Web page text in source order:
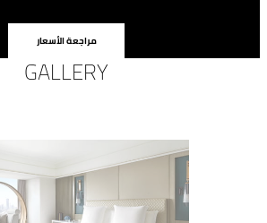
مراجعة الأسعار
GALLERY